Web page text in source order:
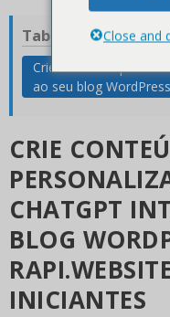
Tabela de
Crie conteúdo
ao seu blog
CRIE
CHATGPT
BLOG
INICIANTES
Close and